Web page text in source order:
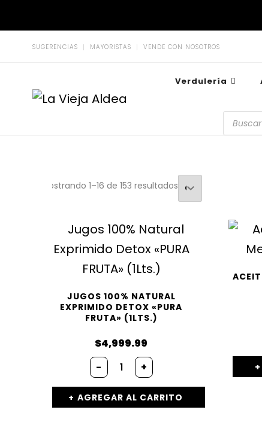
SUGERENCIAS MAYORISTAS VENDE CON NOSOTROS
La Vieja Aldea
Tu Mercado Natural Cerca
Verdulería
Mostrando 1–16 de 153 resultados
JUGOS 100% NATURAL
EXPRIMIDO DETOX «PURA
FRUTA» (1LTS.)
$4,999.99
-
+
AGREGAR AL CARRITO